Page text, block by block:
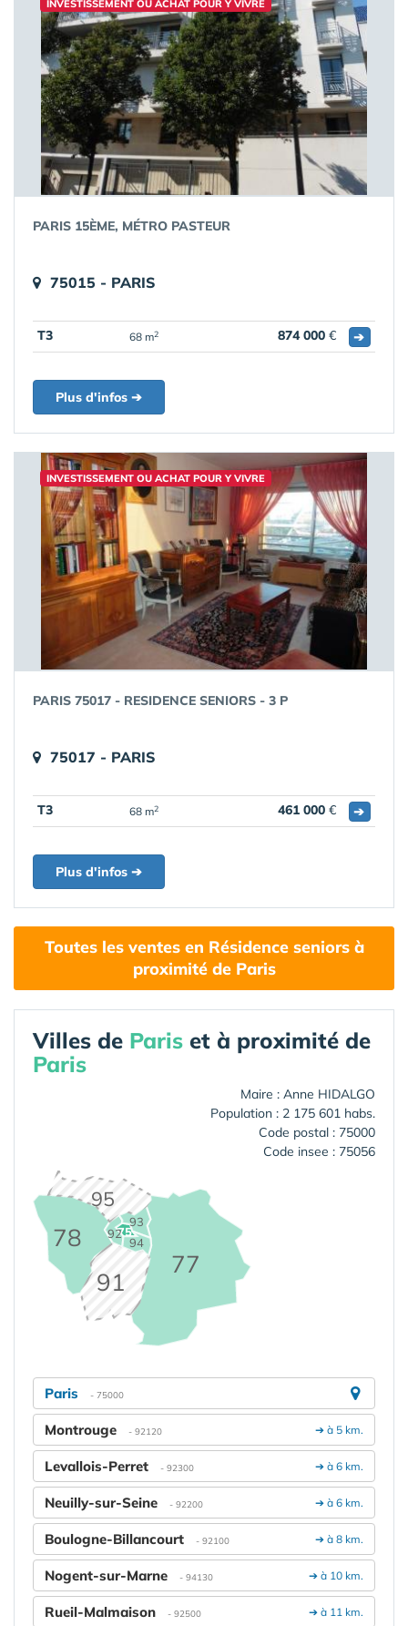
INVESTISSEMENT OU ACHAT POUR Y VIVRE
PARIS 15ÈME, MÉTRO PASTEUR
75015 - PARIS
T3 68 m2 874 000 € ➔
Plus d'infos ➔
INVESTISSEMENT OU ACHAT POUR Y VIVRE
PARIS 75017 - RESIDENCE SENIORS - 3 P
75017 - PARIS
T3 68 m2 461 000 € ➔
Plus d'infos ➔
Toutes les ventes en Résidence seniors à
proximité de Paris
Villes de Paris et à proximité de
Paris
Maire : Anne HIDALGO
Population : 2 175 601 habs.
Code postal : 75000
Code insee : 75056
75
77
78
91
92
93
94
95
Paris - 75000
➔ à 5 km.
Montrouge - 92120
➔ à 6 km.
Levallois-Perret - 92300
➔ à 6 km.
Neuilly-sur-Seine - 92200
➔ à 8 km.
Boulogne-Billancourt - 92100
➔ à 10 km.
Nogent-sur-Marne - 94130
➔ à 11 km.
Rueil-Malmaison - 92500